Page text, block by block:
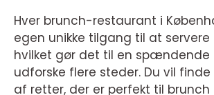
Hver brunch-restaurant i
egen unikke tilgang til at servere
hvilket gør det til en spændende
udforske flere steder. Du vil
af retter, der er perfekt til brunch